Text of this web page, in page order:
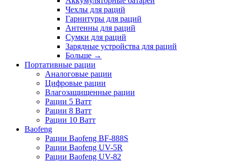
Чехлы для раций
Гарнитуры для раций
Антенны для раций
Сумки для раций
Зарядные устройства для раций
Больше →
Портативные рации
Аналоговые рации
Цифровые рации
Влагозащищенные рации
Рации 5 Ватт
Рации 8 Ватт
Рации 10 Ватт
Baofeng
Рации Baofeng BF-888S
Рации Baofeng UV-5R
Рации Baofeng UV-82